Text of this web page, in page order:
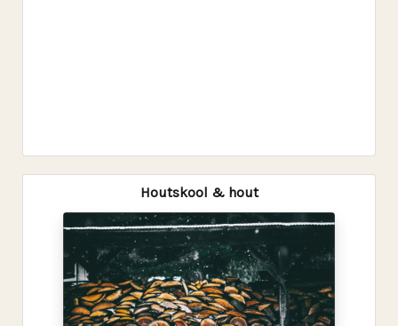
Houtskool & hout